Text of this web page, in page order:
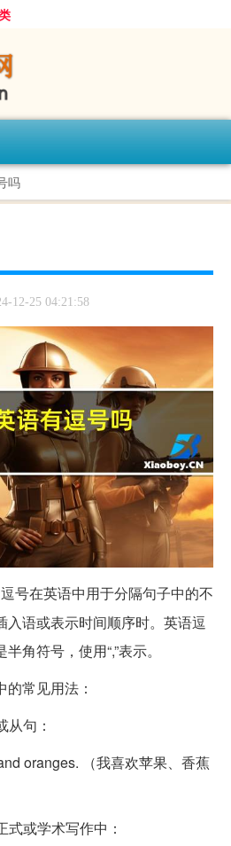
吗
12-25 04:21:58
号在英语中用于分隔句子中的不
入语或表示时间顺序时。英语逗
角符号，使用“,”表示。
常见用法：
从句：
oranges. （我喜欢苹果、香蕉
或学术写作中：